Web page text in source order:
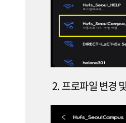
2. 프로파일 변경